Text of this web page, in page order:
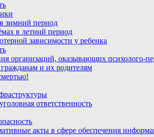
зимний период
в летний период
зависимости у ребенка
организаций, оказывающих психолого-
и их родителям
ответственность
акты в сфере обеспечения